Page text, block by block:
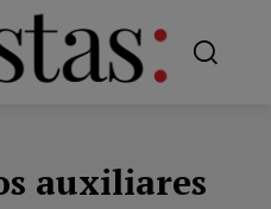
auxiliares